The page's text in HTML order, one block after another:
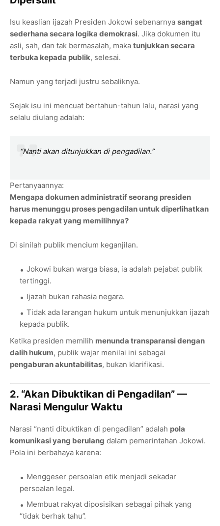
Isu keaslian ijazah Presiden Jokowi sebenarnya sangat
sederhana secara logika demokrasi. Jika dokumen itu
asli, sah, dan tak bermasalah, maka tunjukkan secara
terbuka kepada publik, selesai.
Namun yang terjadi justru sebaliknya.
Sejak isu ini mencuat bertahun-tahun lalu, narasi yang
selalu diulang adalah:
“Nanti akan ditunjukkan di pengadilan.”
Pertanyaannya:
Mengapa dokumen administratif seorang presiden
harus menunggu proses pengadilan untuk diperlihatkan
kepada rakyat yang memilihnya?
Di sinilah publik mencium keganjilan.
Jokowi bukan warga biasa, ia adalah pejabat publik
tertinggi.
Ijazah bukan rahasia negara.
Tidak ada larangan hukum untuk menunjukkan ijazah
kepada publik.
Ketika presiden memilih menunda transparansi dengan
dalih hukum, publik wajar menilai ini sebagai
pengaburan akuntabilitas, bukan klarifikasi.
2. “Akan Dibuktikan di Pengadilan” —
Narasi Mengulur Waktu
Narasi “nanti dibuktikan di pengadilan” adalah pola
komunikasi yang berulang dalam pemerintahan Jokowi.
Pola ini berbahaya karena:
Menggeser persoalan etik menjadi sekadar
persoalan legal.
Membuat rakyat diposisikan sebagai pihak yang
“tidak berhak tahu”.